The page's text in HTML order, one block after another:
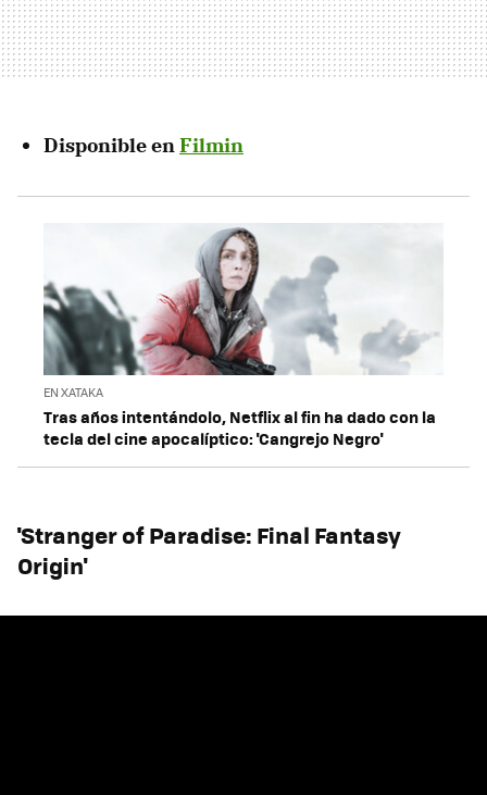
Disponible enFilmin
EN XATAKA
Tras años intentándolo, Netflix al fin ha dado con la
tecla del cine apocalíptico: 'Cangrejo Negro'
'Stranger of Paradise: Final Fantasy
Origin'